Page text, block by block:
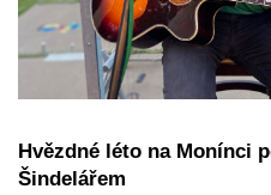
Hvězdné léto na Monínci
Šindelářem